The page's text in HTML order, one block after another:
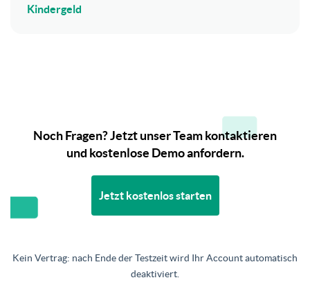
Kindergeld
Noch Fragen? Jetzt unser Team kontaktieren
und kostenlose Demo anfordern.
Jetzt kostenlos starten
Kein Vertrag: nach Ende der Testzeit wird Ihr Account automatisch
deaktiviert.